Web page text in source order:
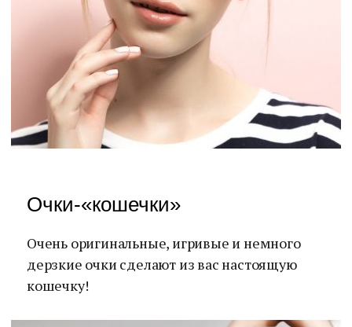
Очки-«кошечки»
Очень оригинальные, игривые и немного
дерзкие очки сделают из вас настоящую
кошечку!